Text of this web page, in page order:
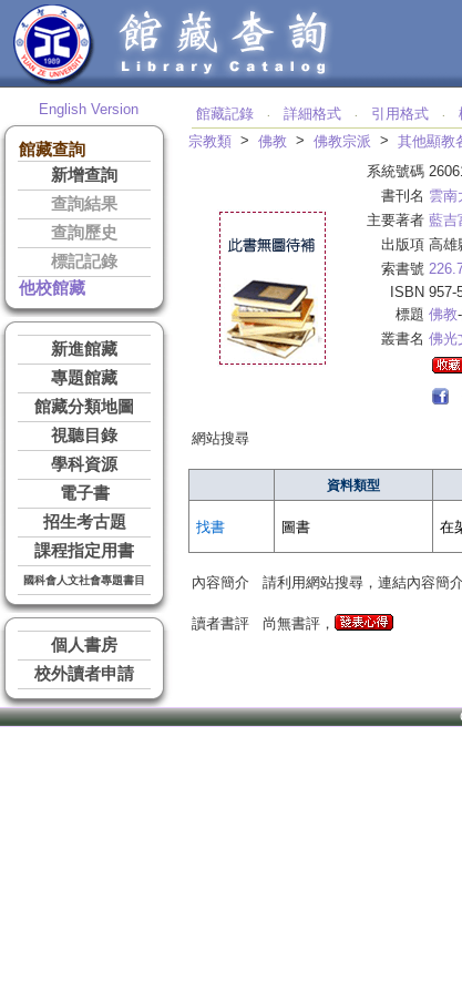
English Version
館藏查詢
新增查詢
查詢結果
查詢歷史
標記記錄
他校館藏
新進館藏
專題館藏
館藏分類地圖
視聽目錄
學科資源
電子書
招生考古題
課程指定用書
國科會人文社會專題書目
個人書房
校外讀者申請
館藏記錄 ‧ 詳細格式 ‧ 引用格式 ‧
宗教類 > 佛教 > 佛教宗派 > 其他顯教
系統號碼
書刊名 雲南
主要著者 藍吉
出版項 高雄
索書號
ISBN 957-
標題 佛教-
叢書名 佛光
網站搜尋
資料類型
找書 圖書 在
內容簡介 請利用網站搜尋，連結內容簡
讀者書評 尚無書評，